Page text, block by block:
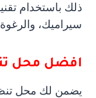
ذلك باستخدام
سيراميك،
افضل محل
يضمن لك محل